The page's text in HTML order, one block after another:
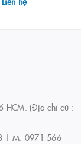
HCM. (Địa chỉ cũ :
| M: 0971 566